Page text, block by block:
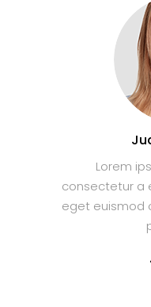
Lorem
consectetur a
eget euismod